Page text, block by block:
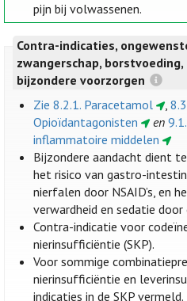
pijn bij volwassenen.
Contra-indicaties,
zwangerschap,
bijzondere voorzorgen
Zie 8.2.1. Paracetamol
,
Opioïdantagonisten
en
inflammatoire middelen
Bijzondere aandacht dient
het risico van gastro-
nierfalen door NSAID’s, en
verwardheid en sedatie
Contra-indicatie voor
nierinsufficiëntie (SKP).
Voor sommige
nierinsufficiëntie en
indicaties in de SKP vermeld.